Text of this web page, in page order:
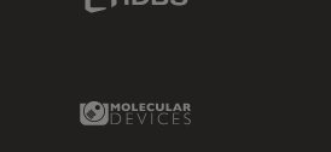
Molecular Devices Link